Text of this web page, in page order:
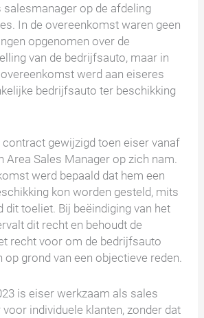
salesmanager op de afdeling
In de overeenkomst waren geen
opgenomen over de
van de bedrijfsauto, maar in
werd aan eiseres
bedrijfsauto ter beschikking
contract gewijzigd toen eiser vanaf
Area Sales Manager op zich nam.
werd bepaald dat hem een
kon worden gesteld, mits
dit toeliet. Bij beëindiging van het
dit recht en behoudt de
recht voor om de bedrijfsauto
grond van een objectieve reden.
is eiser werkzaam als sales
individuele klanten, zonder dat